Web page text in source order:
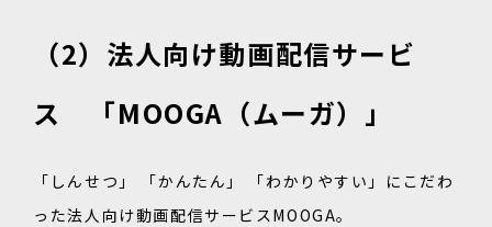
（2）法人向け動画配信サービ
ス 「MOOGA（ムーガ）」
「しんせつ」 「かんたん」 「わかりやすい」にこだわ
った法人向け動画配信サービスMOOGA。